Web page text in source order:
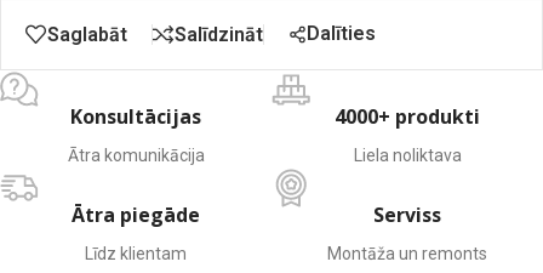
Saglabāt Salīdzināt Dalīties
Konsultācijas
Ātra komunikācija
4000+ produkti
Liela noliktava
Ātra piegāde
Līdz klientam
Serviss
Montāža un remonts